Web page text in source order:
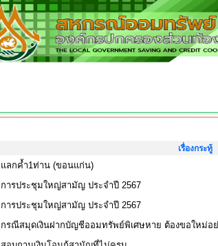
เรื่องกระทู้
แลกค้ำ1ท่าน (ขอนแก่น)
การประชุมใหญ่สามัญ ประจำปี 2567
การประชุมใหญ่สามัญ ประจำปี 2567
กรณีสมุดเงินฝากบัญชีออมทรัพย์พิเศษหาย ต้องขอใหม่อย่